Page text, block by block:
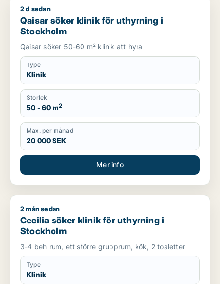
Qaisar söker klinik för uthyrning i Stockholm
2 d sedan
Qaisar söker klinik för uthyrning i
Stockholm
Qaisar söker 50-60 m² klinik att hyra
Type
Klinik
Storlek
50 - 60 m2
Max. per månad
20 000 SEK
Mer info
Cecilia söker klinik för uthyrning i Stockholm
2 mån sedan
Cecilia söker klinik för uthyrning i
Stockholm
3-4 beh rum, ett större grupprum, kök, 2 toaletter
Type
Klinik